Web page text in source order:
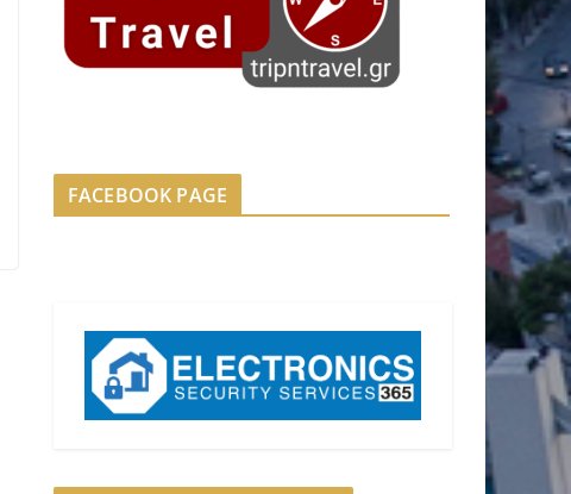
FACEBOOK PAGE